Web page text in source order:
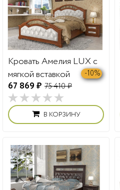
Кровать Амелия LUX с
мягкой вставкой
67 869 ₽ 75 410 ₽
-10%
В КОРЗИНУ